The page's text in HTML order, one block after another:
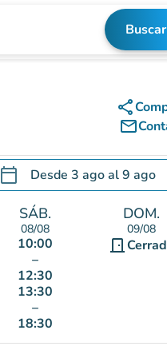
Buscar
share
mail_outline
calendar_today Desde 3 agoal9 ago
.Abra el calendario para
SÁB.
08/08
10:00
–
12:30
13:30
–
18:30
DOM.
09/08
door_front